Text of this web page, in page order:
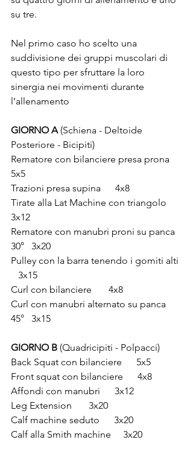
su tre.
Nel primo caso ho scelto una
suddivisione dei gruppi muscolari di
questo tipo per sfruttare la loro
sinergia nei movimenti durante
l’allenamento
GIORNO A (Schiena - Deltoide
Posteriore - Bicipiti)
Rematore con bilanciere presa prona
5x5
Trazioni presa supina
4x8
Tirate alla Lat Machine con triangolo
3x12
Rematore con manubri proni su panca
30°
3x20
Pulley con la barra tenendo i gomiti alti
3x15
Curl con bilanciere
4x8
Curl con manubri alternato su panca
45°
3x15
GIORNO B (Quadricipiti - Polpacci)
Back Squat con bilanciere
5x5
Front squat con bilanciere
4x8
Affondi con manubri
3x12
Leg Extension
3x20
Calf machine seduto
3x20
Calf alla Smith machine
3x20